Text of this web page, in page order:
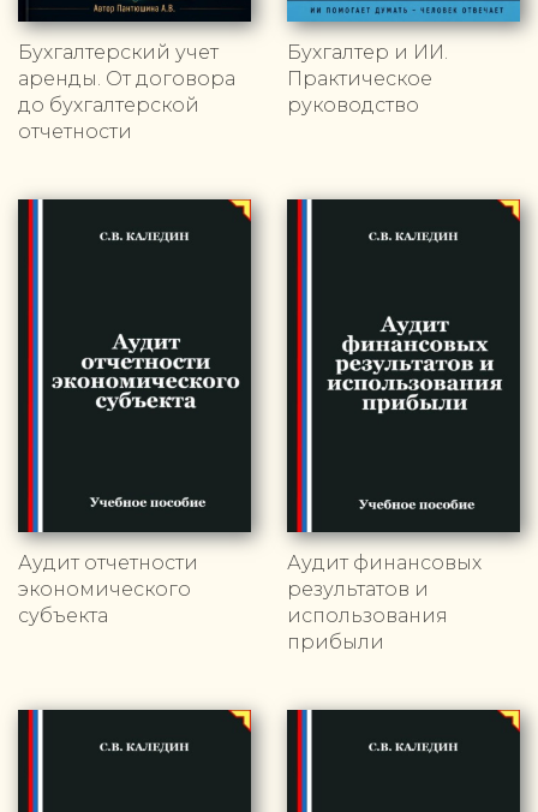
Бухгалтерский учет
аренды. От договора
до бухгалтерской
отчетности
Бухгалтер и ИИ.
Практическое
руководство
Аудит отчетности
экономического
субъекта
Аудит финансовых
результатов и
использования
прибыли